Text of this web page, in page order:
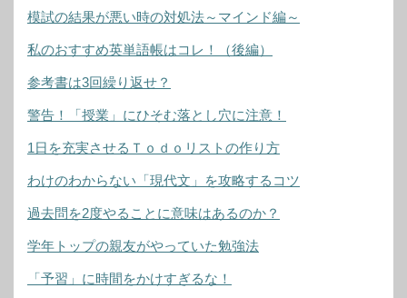
模試の結果が悪い時の対処法～マインド編～
私のおすすめ英単語帳はコレ！（後編）
参考書は3回繰り返せ？
警告！「授業」にひそむ落とし穴に注意！
1日を充実させるＴｏｄｏリストの作り方
わけのわからない「現代文」を攻略するコツ
過去問を2度やることに意味はあるのか？
学年トップの親友がやっていた勉強法
「予習」に時間をかけすぎるな！